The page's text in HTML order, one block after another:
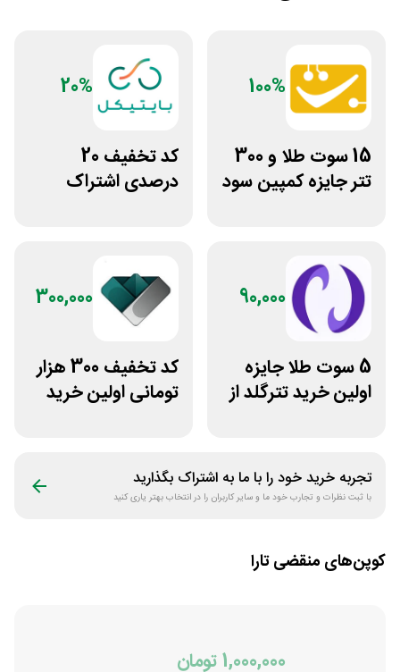
100%
15 سوت طلا و 300
تتر جایزه کمپین سود
20%
کد تخفیف 20
درصدی اشتراک
90,000
5 سوت طلا جایزه
اولین خرید تترگلد از
300,000
کد تخفیف 300 هزار
تومانی اولین خرید
تجربه خرید خود را با ما به اشتراک بگذارید
با ثبت نظرات و تجارب خود ما و سایر کاربران را در انتخاب بهتر یاری کنید
کوپن‌های منقضیتارا
1,000,000 تومان